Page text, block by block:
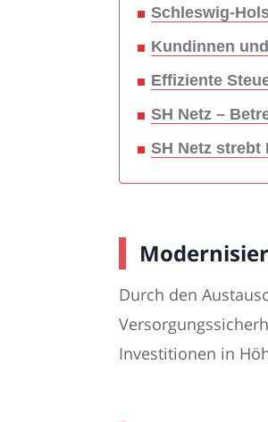
Schleswig-
Kundinnen
Effiziente
SH Netz –
SH Netz strebt
Durch den
Investitionen in